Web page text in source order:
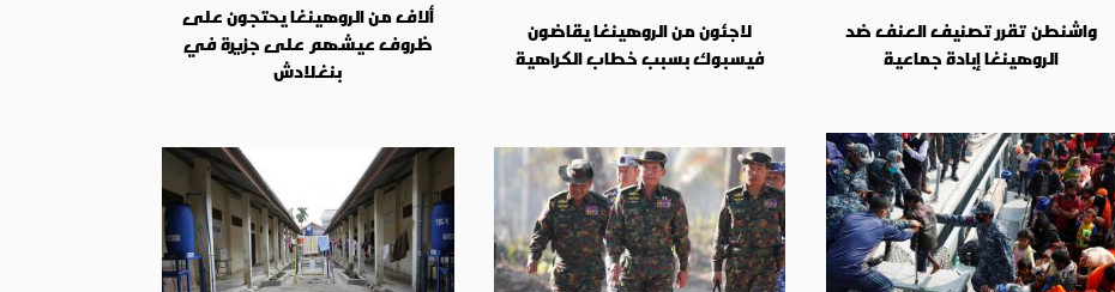
واشنطن تقرر تصنيف العنف ضد
الروهينغا إبادة جماعية
لاجئون من الروهينغا يقاضون
فيسبوك بسبب خطاب الكراهية
ألاف من الروهينغا يحتجون على
ظروف عيشهم على جزيرة في
بنغلادش